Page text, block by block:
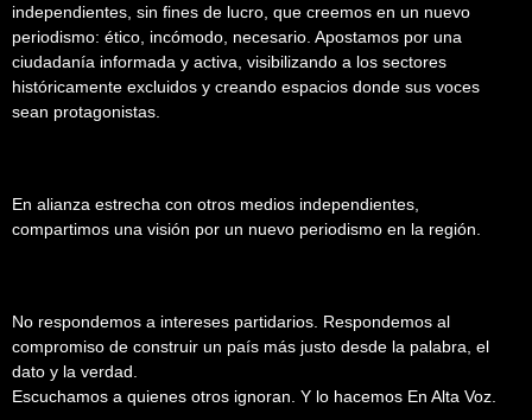
independientes, sin fines de lucro, que creemos en un nuevo
periodismo: ético, incómodo, necesario. Apostamos por una
ciudadanía informada y activa, visibilizando a los sectores
históricamente excluidos y creando espacios donde sus voces
sean protagonistas.
En alianza estrecha con otros medios independientes,
compartimos una visión por un nuevo periodismo en la región.
No respondemos a intereses partidarios. Respondemos al
compromiso de construir un país más justo desde la palabra, el
dato y la verdad.
Escuchamos a quienes otros ignoran. Y lo hacemos En Alta Voz.